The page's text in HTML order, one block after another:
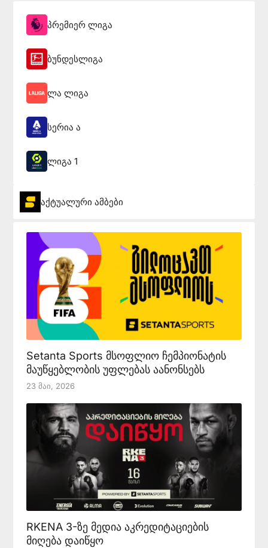
პრემიერ ლიგა
ბუნდესლიგა
ლა ლიგა
სერია ა
ლიგა 1
აქტუალური ამბები
Setanta Sports მსოფლიო ჩემპიონატის
მაუწყებლობის უფლებას აანონსებს
23 Მაი, 2026
RKENA 3-ზე მედია აკრედიტაციების
მიღება დაიწყო